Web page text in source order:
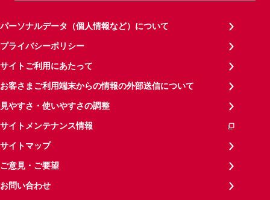
パーソナルデータ（個人情報など）について
プライバシーポリシー
サイトご利用にあたって
お客さまご利用端末からの情報の外部送信について
見やすさ・使いやすさの調整
サイトメンテナンス情報
サイトマップ
ご意見・ご要望
お問い合わせ